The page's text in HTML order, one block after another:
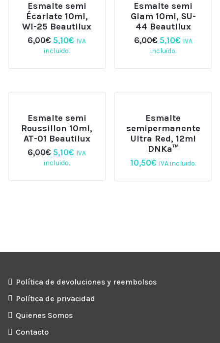
Esmalte semi
Écarlate 10ml,
WI-25 Beautilux
6,00€ El
precio
era:
5,10€ El
es:
IVA
incluido.
Esmalte semi
Glam 10ml, SU-
44 Beautilux
6,00€ El
precio
era:
5,10€El
es:
IVA
incluido.
Esmalte semi
Roussillon 10ml,
AT-01 Beautilux
6,00€ El
precio
era:
5,10€ El
es:
IVA
incluido.
Esmalte
semipermanente
Ultra Red, 12ml
DNKa™
10,50€ IVA incluido.
Política de devoluciones y reembolsos
Política de privacidad
Quienes Somos
Contacto